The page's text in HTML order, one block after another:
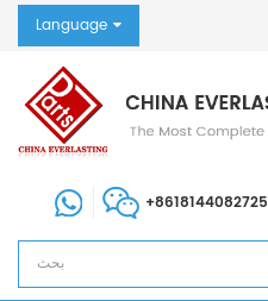
Language
+8618144082725